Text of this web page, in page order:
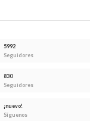
5992
Seguidores
830
Seguidores
¡nuevo!
Síguenos